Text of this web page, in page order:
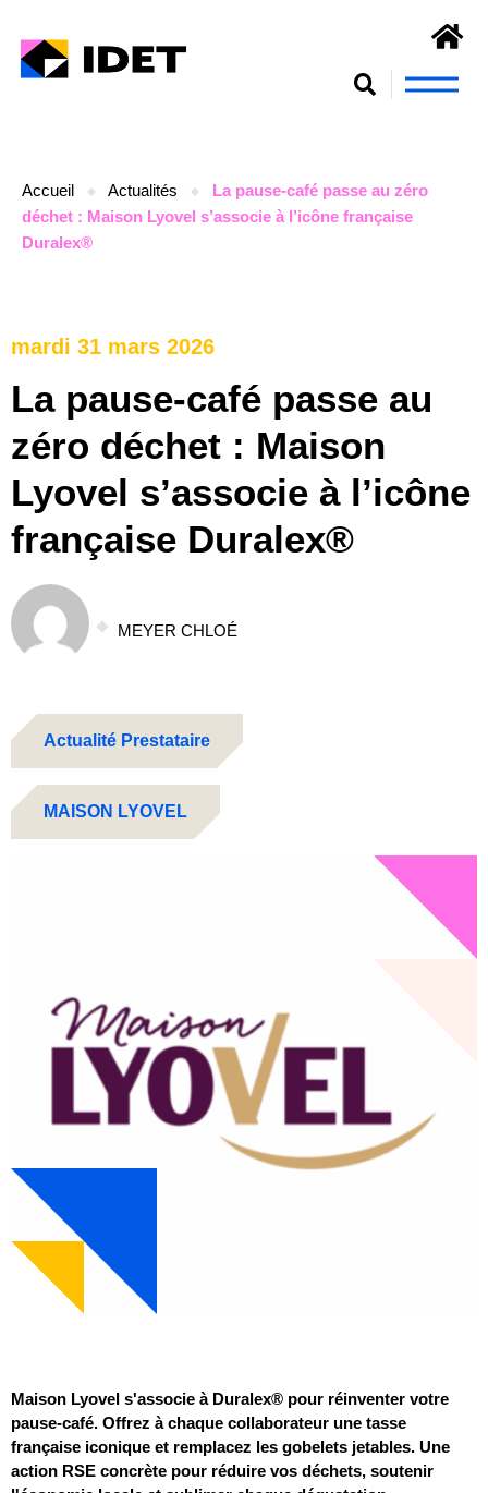
Accueil Actualités
La pause-café passe au zéro
déchet : Maison Lyovel s’associe à l’icône française
Duralex®
mardi 31 mars 2026
La pause-café passe au
zéro déchet : Maison
Lyovel s’associe à l’icône
française Duralex®
MEYER CHLOÉ
Maison Lyovel s'associe à Duralex® pour réinventer votre
pause-café. Offrez à chaque collaborateur une tasse
française iconique et remplacez les gobelets jetables. Une
action RSE concrète pour réduire vos déchets, soutenir